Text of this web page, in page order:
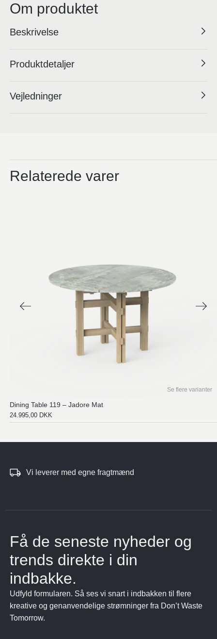
Om produktet
Beskrivelse
Produktdetaljer
Vejledninger
Relaterede varer
Se flere varianter
Dining Table 119 – Jadore Mat
24.995,00 DKK
Vi leverer med egne fragtmænd
Få de seneste nyheder og
trends direkte i din
indbakke.
Udfyld formularen. Så ses vi snart i indbakken til flere
kreative og genanvendelige strømninger fra Don’t Waste
Tomorrow.